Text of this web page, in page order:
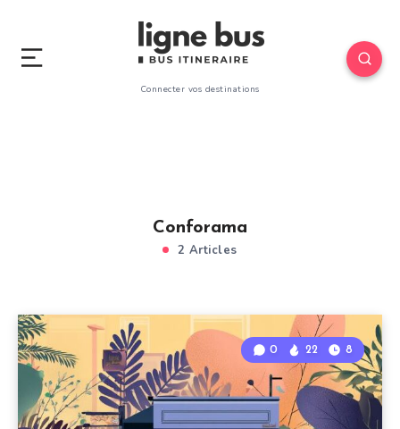
Connecter vos destinations
Conforama
2 Articles
0 22 8